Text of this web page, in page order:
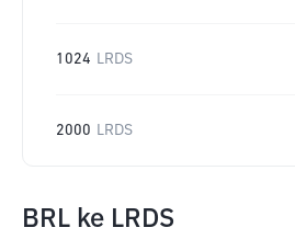
1024 LRDS
2000 LRDS
BRL ke LRDS